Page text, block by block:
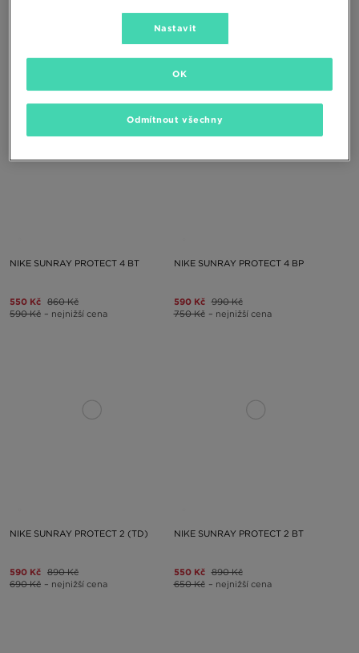
690 Kč
890 Kč – nejnižší cena
NIKE SUNRAY PROTECT 4 BT
550 Kč 860 Kč
590 Kč – nejnižší cena
NIKE SUNRAY PROTECT 4 BP
590 Kč 990 Kč
750 Kč – nejnižší cena
NIKE SUNRAY PROTECT 2 (TD)
590 Kč 890 Kč
690 Kč – nejnižší cena
NIKE SUNRAY PROTECT 2 BT
550 Kč 890 Kč
650 Kč – nejnižší cena
Nastavit
Odmítnout všechny
OK